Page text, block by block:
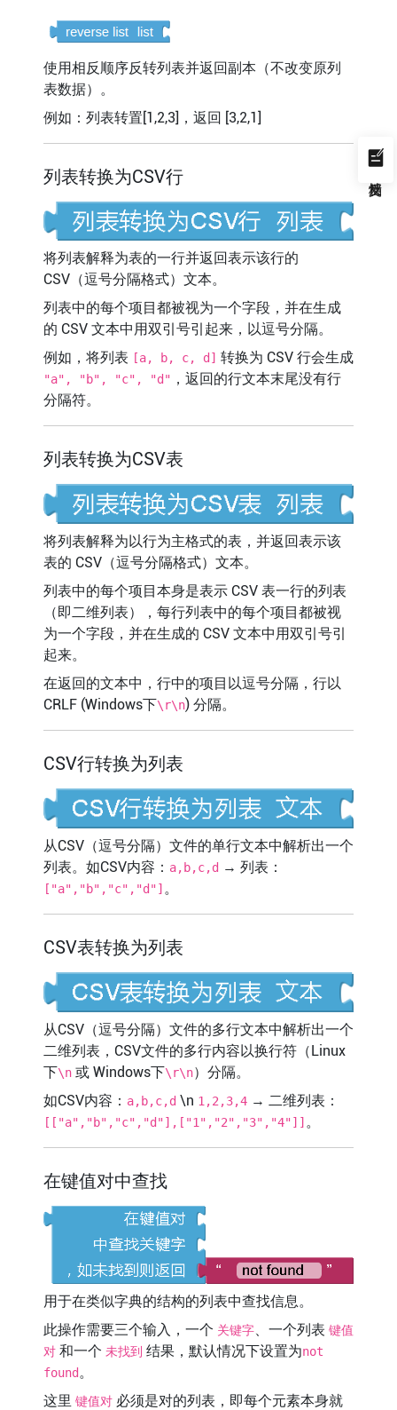
使用相反顺序反转列表并返回副本（不改变原列
表数据）。
例如：列表转置[1,2,3]，返回 [3,2,1]
列表转换为CSV行
将列表解释为表的一行并返回表示该行的
CSV（逗号分隔格式）文本。
列表中的每个项目都被视为一个字段，并在生成
的 CSV 文本中用双引号引起来，以逗号分隔。
例如，将列表 [a, b, c, d] 转换为 CSV 行会生成
"a", "b", "c", "d" ，返回的行文本末尾没有行
分隔符。
列表转换为CSV表
将列表解释为以行为主格式的表，并返回表示该
表的 CSV（逗号分隔格式）文本。
列表中的每个项目本身是表示 CSV 表一行的列表
（即二维列表），每行列表中的每个项目都被视
为一个字段，并在生成的 CSV 文本中用双引号引
起来。
在返回的文本中，行中的项目以逗号分隔，行以
CRLF (Windows下\r\n) 分隔。
CSV行转换为列表
从CSV（逗号分隔）文件的单行文本中解析出一个
列表。如CSV内容： a,b,c,d→ 列表：
["a","b","c","d"] 。
CSV表转换为列表
从CSV（逗号分隔）文件的多行文本中解析出一个
二维列表，CSV文件的多行内容以换行符（Linux
下\n或 Windows下\r\n）分隔。
如CSV内容： a,b,c,d\n 1,2,3,4→ 二维列表：
[["a","b","c","d"],["1","2","3","4"]] 。
在键值对中查找
用于在类似字典的结构的列表中查找信息。
此操作需要三个输入，一个 关键字、一个列表 键值
对和一个 未找到 结果，默认情况下设置为not
found。
这里 键值对必须是对的列表，即每个元素本身就